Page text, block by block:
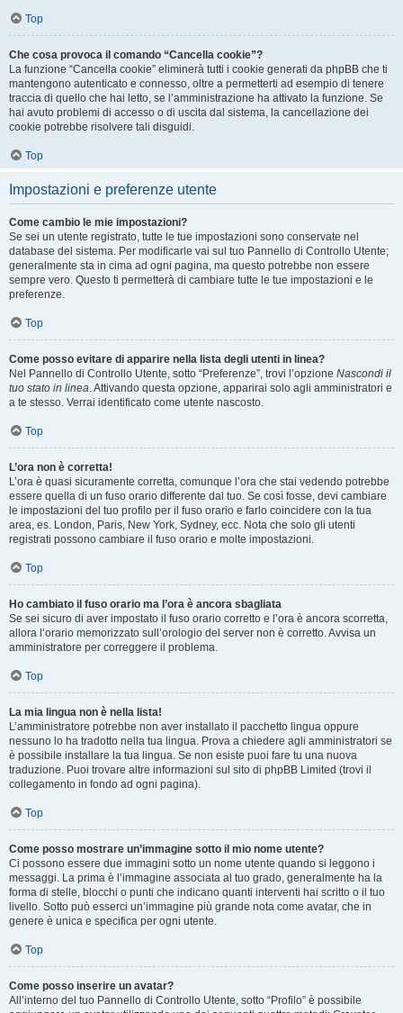
Top
Che cosa provoca il comando “Cancella cookie”?
La funzione “Cancella cookie” eliminerà tutti i cookie generati da phpBB che ti
mantengono autenticato e connesso, oltre a permetterti ad esempio di tenere
traccia di quello che hai letto, se l’amministrazione ha attivato la funzione. Se
hai avuto problemi di accesso o di uscita dal sistema, la cancellazione dei
cookie potrebbe risolvere tali disguidi.
Top
Impostazioni e preferenze utente
Come cambio le mie impostazioni?
Se sei un utente registrato, tutte le tue impostazioni sono conservate nel
database del sistema. Per modificarle vai sul tuo Pannello di Controllo Utente;
generalmente sta in cima ad ogni pagina, ma questo potrebbe non essere
sempre vero. Questo ti permetterà di cambiare tutte le tue impostazioni e le
preferenze.
Top
Come posso evitare di apparire nella lista degli utenti in linea?
Nel Pannello di Controllo Utente, sotto “Preferenze”, trovi l’opzione Nascondi il
tuo stato in linea. Attivando questa opzione, apparirai solo agli amministratori e
a te stesso. Verrai identificato come utente nascosto.
Top
L’ora non è corretta!
L’ora è quasi sicuramente corretta, comunque l’ora che stai vedendo potrebbe
essere quella di un fuso orario differente dal tuo. Se così fosse, devi cambiare
le impostazioni del tuo profilo per il fuso orario e farlo coincidere con la tua
area, es. London, Paris, New York, Sydney, ecc. Nota che solo gli utenti
registrati possono cambiare il fuso orario e molte impostazioni.
Top
Ho cambiato il fuso orario ma l’ora è ancora sbagliata
Se sei sicuro di aver impostato il fuso orario corretto e l’ora è ancora scorretta,
allora l’orario memorizzato sull’orologio del server non è corretto. Avvisa un
amministratore per correggere il problema.
Top
La mia lingua non è nella lista!
L’amministratore potrebbe non aver installato il pacchetto lingua oppure
nessuno lo ha tradotto nella tua lingua. Prova a chiedere agli amministratori se
è possibile installare la tua lingua. Se non esiste puoi fare tu una nuova
traduzione. Puoi trovare altre informazioni sul sito di phpBB Limited (trovi il
collegamento in fondo ad ogni pagina).
Top
Come posso mostrare un’immagine sotto il mio nome utente?
Ci possono essere due immagini sotto un nome utente quando si leggono i
messaggi. La prima è l’immagine associata al tuo grado, generalmente ha la
forma di stelle, blocchi o punti che indicano quanti interventi hai scritto o il tuo
livello. Sotto può esserci un’immagine più grande nota come avatar, che in
genere è unica e specifica per ogni utente.
Top
Come posso inserire un avatar?
All’interno del tuo Pannello di Controllo Utente, sotto “Profilo” è possibile